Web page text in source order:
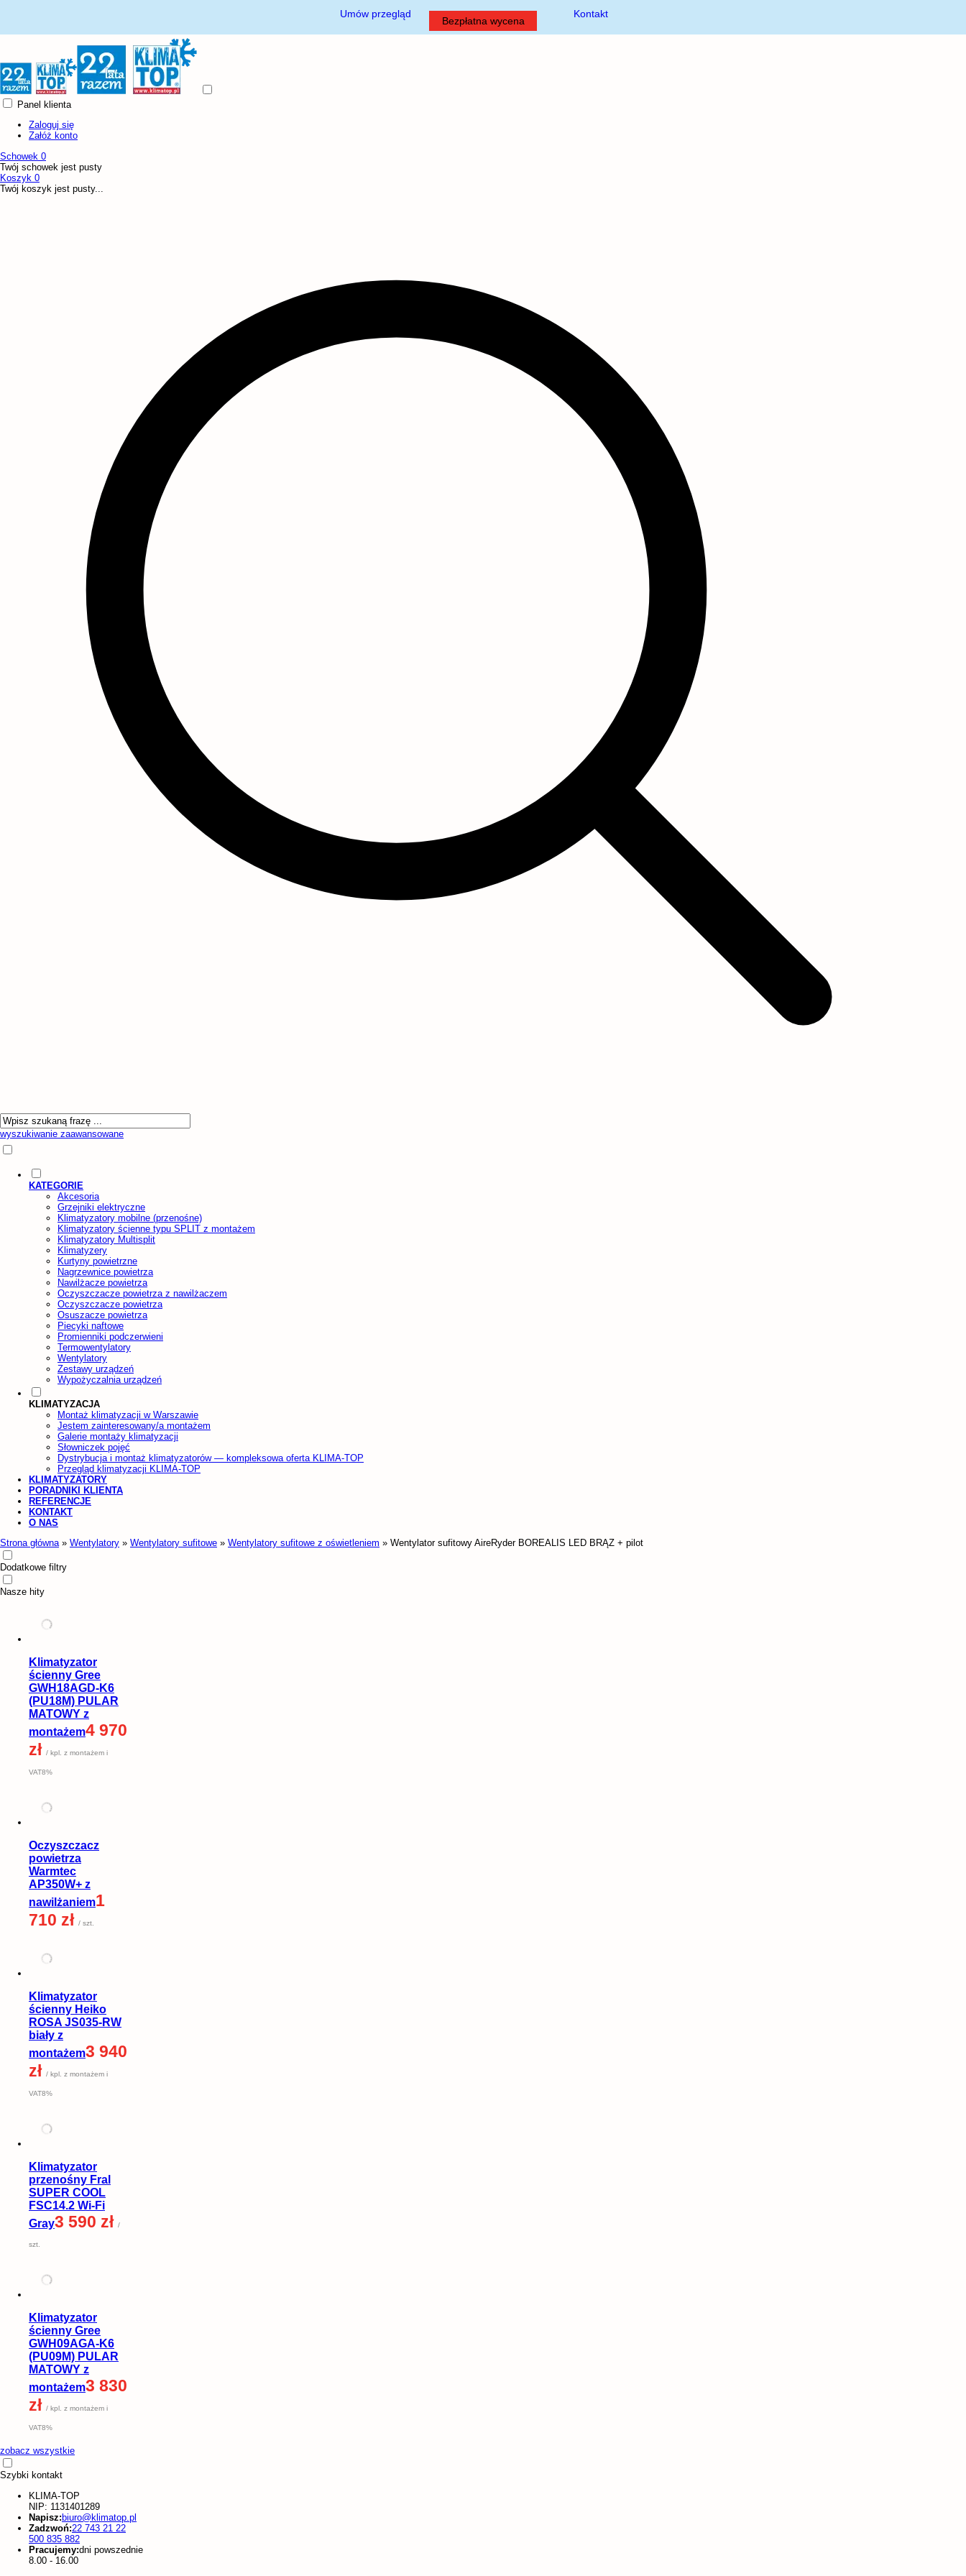
Umów przegląd
Bezpłatna wycena
Kontakt
Panel klienta
Zaloguj się
Załóż konto
Schowek 0
Twój schowek jest pusty
Koszyk 0
Twój koszyk jest pusty...
wyszukiwanie zaawansowane
KATEGORIE
Akcesoria
Grzejniki elektryczne
Klimatyzatory mobilne (przenośne)
Klimatyzatory ścienne typu SPLIT z montażem
Klimatyzatory Multisplit
Klimatyzery
Kurtyny powietrzne
Nagrzewnice powietrza
Nawilżacze powietrza
Oczyszczacze powietrza z nawilżaczem
Oczyszczacze powietrza
Osuszacze powietrza
Piecyki naftowe
Promienniki podczerwieni
Termowentylatory
Wentylatory
Zestawy urządzeń
Wypożyczalnia urządzeń
KLIMATYZACJA
Montaż klimatyzacji w Warszawie
Jestem zainteresowany/a montażem
Galerie montaży klimatyzacji
Słowniczek pojęć
Dystrybucja i montaż klimatyzatorów — kompleksowa oferta KLIMA-TOP
Przegląd klimatyzacji KLIMA-TOP
KLIMATYZATORY
PORADNIKI KLIENTA
REFERENCJE
KONTAKT
O NAS
Strona główna » Wentylatory » Wentylatory sufitowe » Wentylatory sufitowe z oświetleniem » Wentylator sufitowy AireRyder BOREALIS LED BRĄZ + pilot
Dodatkowe filtry
Nasze hity
Klimatyzator
ścienny Gree
GWH18AGD-K6
(PU18M) PULAR
MATOWY z
montażem4 970
zł / kpl. z montażem i
VAT8%
Oczyszczacz
powietrza
Warmtec
AP350W+ z
nawilżaniem1
710 zł / szt.
Klimatyzator
ścienny Heiko
ROSA JS035-RW
biały z
montażem3 940
zł / kpl. z montażem i
VAT8%
Klimatyzator
przenośny Fral
SUPER COOL
FSC14.2 Wi-Fi
Gray3 590 zł /
szt.
Klimatyzator
ścienny Gree
GWH09AGA-K6
(PU09M) PULAR
MATOWY z
montażem3 830
zł / kpl. z montażem i
VAT8%
zobacz wszystkie
Szybki kontakt
KLIMA-TOP
NIP: 1131401289
Napisz:biuro@klimatop.pl
Zadzwoń:22 743 21 22
500 835 882
Pracujemy:dni powszednie
8.00 - 16.00